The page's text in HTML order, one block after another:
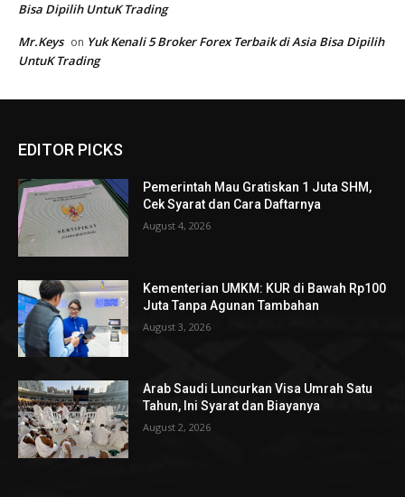
EDITOR PICKS
Pemerintah Mau Gratiskan 1 Juta SHM,
Cek Syarat dan Cara Daftarnya
August 4, 2026
Kementerian UMKM: KUR di Bawah Rp100
Juta Tanpa Agunan Tambahan
August 3, 2026
Arab Saudi Luncurkan Visa Umrah Satu
Tahun, Ini Syarat dan Biayanya
August 2, 2026